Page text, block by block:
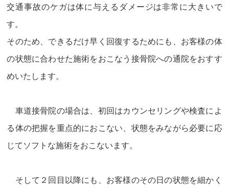
交通事故のケガは体に与えるダメージは非常に大きいで
す。
そのため、できるだけ早く回復するためにも、お客様の体
の状態に合わせた施術をおこなう接骨院への通院をおすす
めいたします。
車道接骨院の場合は、初回はカウンセリングや検査によ
る体の把握を重点的におこない、状態をみながら必要に応
じてソフトな施術をおこないます。
そして２回目以降にも、お客様のその日の状態を細かく